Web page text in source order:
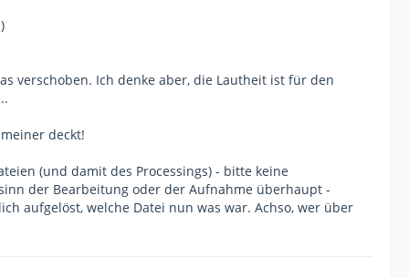
verschoben. Ich denke aber, die Lautheit ist für den
deckt!
(und damit des Processings) - bitte keine
der Bearbeitung oder der Aufnahme überhaupt -
aufgelöst, welche Datei nun was war. Achso, wer über